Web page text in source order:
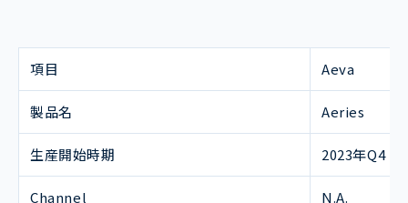
項目 Aeva
製品名 Aeries
生産開始時期 2023年Q4
Channel N.A.